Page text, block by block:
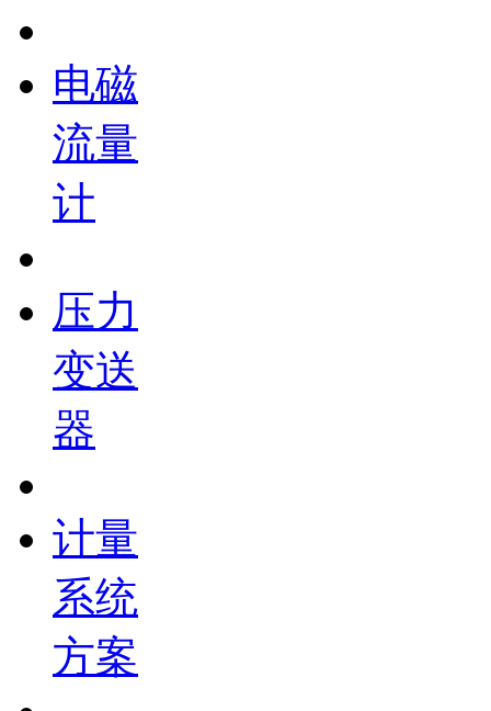
电磁
流量
计
压力
变送
器
计量
系统
方案